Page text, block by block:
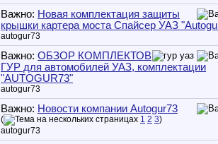
Важно: Новая комплектация защиты
крышки картера моста Спайсер УАЗ
autogur73
Важно: ОБЗОР КОМПЛЕКТОВ
ГУР для автомобилей УАЗ, комплектации
"AUTOGUR73"
autogur73
Важно: Новости компании Autogur73
( 1 2 3)
autogur73